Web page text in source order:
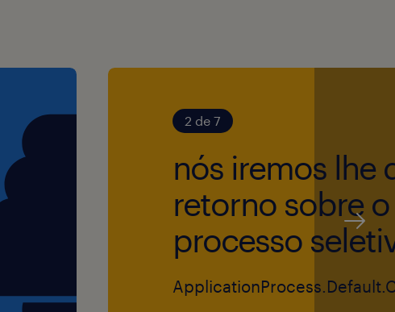
2 de 7
nós iremos lhe
retorno sobre o
processo